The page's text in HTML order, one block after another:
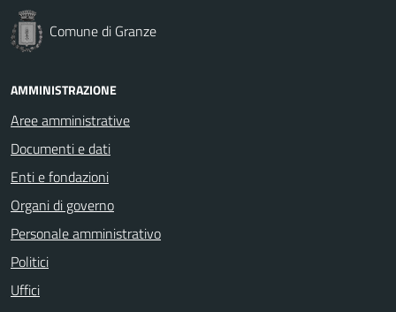
Comune di Granze
AMMINISTRAZIONE
Aree amministrative
Documenti e dati
Enti e fondazioni
Organi di governo
Personale amministrativo
Politici
Uffici